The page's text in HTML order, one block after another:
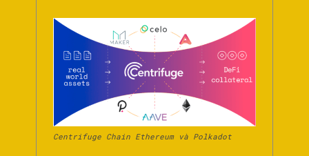
Centrifuge Chain Ethereum và Polkadot